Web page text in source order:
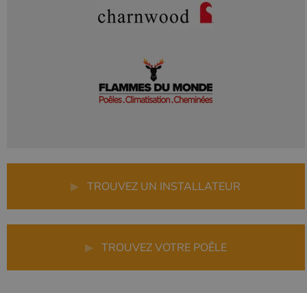
▶ TROUVEZ UN INSTALLATEUR
▶ TROUVEZ VOTRE POÊLE